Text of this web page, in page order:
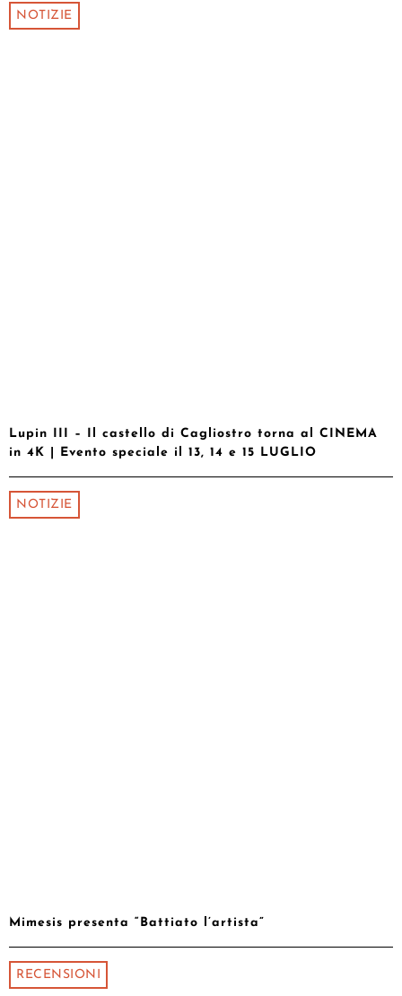
NOTIZIE
Lupin III – Il castello di Cagliostro torna al CINEMA
in 4K | Evento speciale il 13, 14 e 15 LUGLIO
NOTIZIE
Mimesis presenta “Battiato l’artista”
RECENSIONI